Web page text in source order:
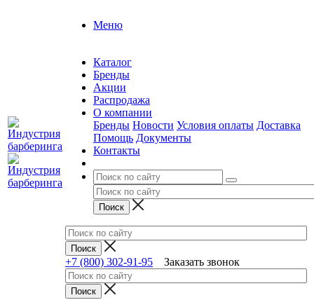
Меню
Каталог
Бренды
Акции
Распродажа
О компании
Бренды Новости Условия оплаты Доставка
Помощь Документы
Контакты
+7 (800) 302-91-95 Заказать звонок